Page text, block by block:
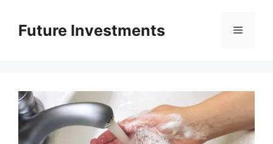
вмістуFuture Investments Меню